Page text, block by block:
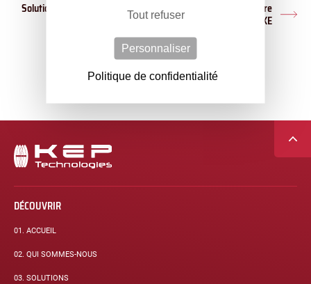
Solutions de paiement et de financement avec notre partenaire
GRENKE
Navigation
secondaire
DÉCOUVRIR
01. ACCUEIL
02. QUI SOMMES-NOUS
03. SOLUTIONS
Tout refuser
Personnaliser
Politique de confidentialité